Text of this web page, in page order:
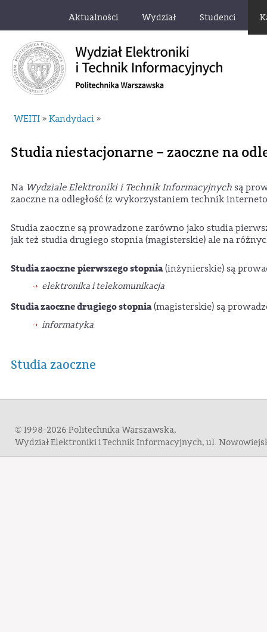
Aktualności Wydział Studenci
WEITI » Kandydaci »
Studia niestacjonarne – zaoczne na
Na Wydziale Elektroniki i Technik Informacyjnych są
zaoczne na odległość (z wykorzystaniem technik
Studia zaoczne są prowadzone zarówno jako studia
jak też studia drugiego stopnia (magisterskie) ale na
Studia zaocznepierwszego stopnia(inżynierskie) są
elektronika i telekomunikacja
Studia zaoczne drugiego stopnia(magisterskie) są
informatyka
Studia zaoczne
© 1998-2026 Politechnika Warszawska,
Wydział Elektroniki i Technik Informacyjnych, ul.